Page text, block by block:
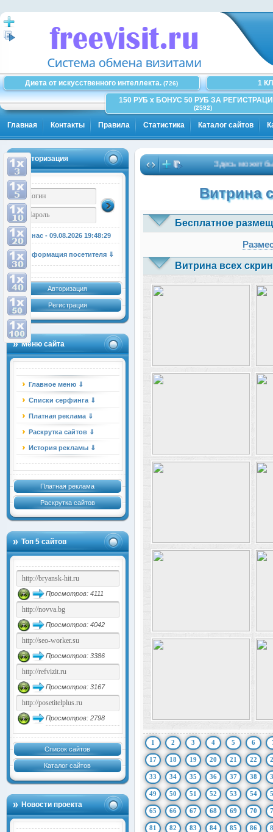
Диета от искусственного интеллекта. (726)
1
150 РУБ x БОНУС 50 РУБ ЗА
(2592)
Главная Контакты Правила Статистика Каталог сайтов
Авторизация
У нас - 09.08.2026 19:48:29
Информация посетителя ⇓
Авторизация
Регистрация
Меню сайта
Главное меню ⇓
Списки серфинга ⇓
Платная реклама ⇓
Раскрутка сайтов ⇓
История рекламы ⇓
Платная реклама
Раскрутка сайтов
Топ 5 сайтов
Просмотров: 4111
Просмотров: 4042
Просмотров: 3386
Просмотров: 3167
Просмотров: 2798
Список сайтов
Каталог сайтов
Новости проекта
Здесь может быть
Витрина
Бесплатное
Витрина всех
1 2 3 4 5 6
17 18 19 20 21 22
33 34 35 36 37 38
49 50 51 52 53 54
65 66 67 68 69 70
81 82 83 84 85 86